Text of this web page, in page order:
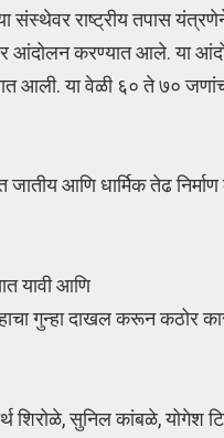
संस्थेवर राष्ट्रीय तपास
आंदोलन करण्यात आले. या
आली. या वेळी ६० ते ७०
आणि धार्मिक तेढ
यावी आणि
गुन्हा दाखल करून कठोर
शिरोळे, सुनिल कांबळे,